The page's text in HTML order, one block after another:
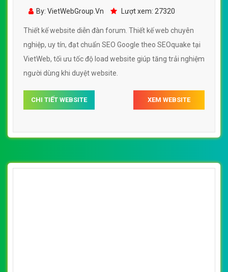
chuyên nghiệp chuẩn SEO
By: VietWebGroup.Vn Lượt xem: 27320
Thiết kế website diễn đàn forum. Thiết kế web chuyên
nghiệp, uy tín, đạt chuẩn SEO Google theo SEOquake tại
VietWeb, tối ưu tốc độ load website giúp tăng trải nghiệm
người dùng khi duyệt website.
CHI TIẾT WEBSITE XEM WEBSITE